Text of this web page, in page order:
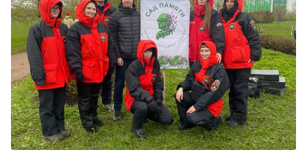
Тип раздела
Сортировать по